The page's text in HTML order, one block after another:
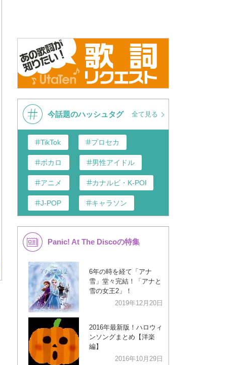
今話題のハッシュタグ 全て見る
TikTok プロセカ
ボカロ 男性アイドル
アニメ カナルビ・K-POP和訳
J-POP キャラソン
K-POP 洋楽
バンド
VTuber ジャニーズ
Panic! At The Discoの特集
6年の時を経て「アナ
雪」堂々完結！「アナと
雪の女王2」！
2019年12月20日
2016年最新版！ハロウィ
ンソングまとめ【洋楽
編】
2016年10月29日